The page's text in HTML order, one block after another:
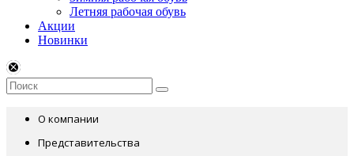
Летняя рабочая обувь
Акции
Новинки
О компании
Представительства